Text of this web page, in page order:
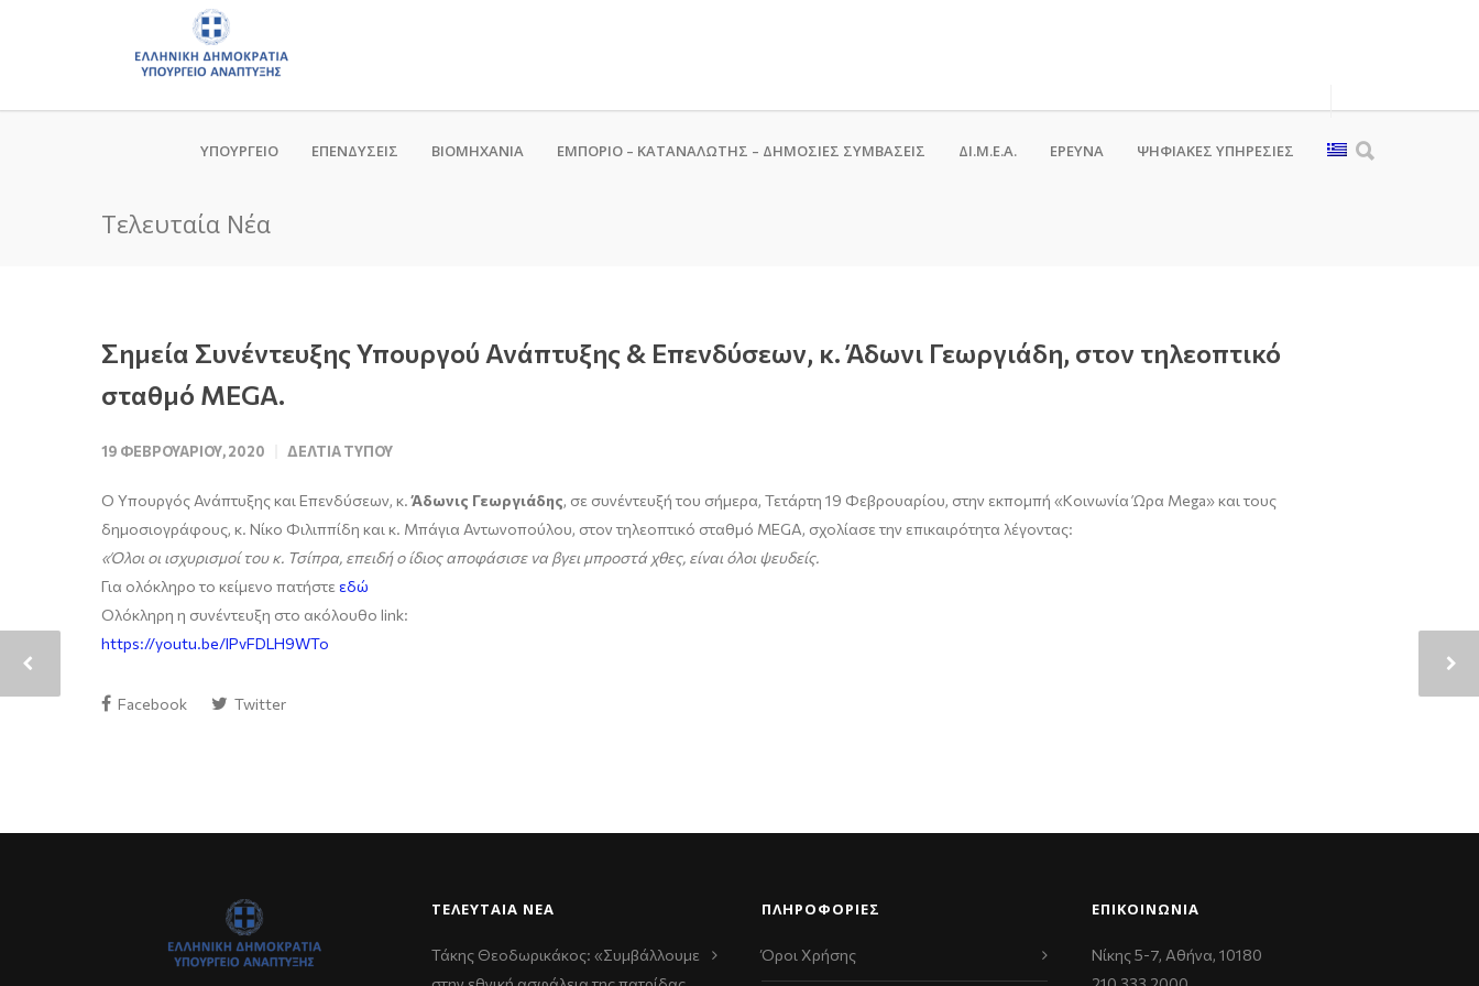
ΥΠΟΥΡΓΕΙΟ ΕΠΕΝΔΥΣΕΙΣ ΒΙΟΜΗΧΑΝΙΑ ΕΜΠΟΡΙΟ – ΚΑΤΑΝΑΛΩΤΗΣ – ΔΗΜΟΣΙΕΣ ΣΥΜΒΑΣΕΙΣ ΔΙ.Μ.Ε.Α. ΕΡΕΥΝΑ ΨΗΦΙΑΚΈΣ ΥΠΗΡΕΣΊΕΣ
Τελευταία Νέα
Σημεία Συνέντευξης Υπουργού Ανάπτυξης & Επενδύσεων, κ. Άδωνι Γεωργιάδη, στον τηλεοπτικό
σταθμό MEGA.
19 ΦΕΒΡΟΥΑΡΊΟΥ, 2020 ΔΕΛΤΊΑ ΤΎΠΟΥ
Ο Υπουργός Ανάπτυξης και Επενδύσεων, κ.Άδωνις Γεωργιάδης, σε συνέντευξή του σήμερα, Τετάρτη 19 Φεβρουαρίου, στην εκπομπή «Κοινωνία Ώρα Mega» και τους
δημοσιογράφους, κ. Νίκο Φιλιππίδη και κ. Μπάγια Αντωνοπούλου, στον τηλεοπτικό σταθμό MEGA, σχολίασε την επικαιρότητα λέγοντας:
«Όλοι οι ισχυρισμοί του κ. Τσίπρα, επειδή ο ίδιος αποφάσισε να βγει μπροστά χθες, είναι όλοι ψευδείς.
Για ολόκληρο το κείμενο πατήστε εδώ
Ολόκληρη η συνέντευξη στο ακόλουθο link:
https://youtu.be/IPvFDLH9WTo
Facebook Twitter
ΤΕΛΕΥΤΑΊΑ ΝΈΑ
Τάκης Θεοδωρικάκος: «Συμβάλλουμε
ΠΛΗΡΟΦΟΡΙΕΣ
Όροι Χρήσης
ΕΠΙΚΟΙΝΩΝΊΑ
Νίκης 5-7, Αθήνα, 10180